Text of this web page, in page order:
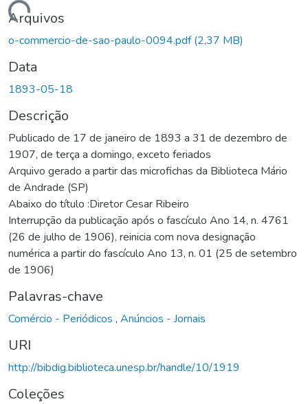
Arquivos
o-commercio-de-sao-paulo-0094.pdf(2,37 MB)
Data
1893-05-18
Descrição
Publicado de 17 de janeiro de 1893 a 31 de dezembro de
1907, de terça a domingo, exceto feriados
Arquivo gerado a partir das microfichas da Biblioteca Mário
de Andrade (SP)
Abaixo do título :Diretor Cesar Ribeiro
Interrupção da publicação após o fascículo Ano 14, n. 4761
(26 de julho de 1906), reinicia com nova designação
numérica a partir do fascículo Ano 13, n. 01 (25 de setembro
de 1906)
Palavras-chave
Comércio - Periódicos , Anúncios - Jornais
URI
http://bibdig.biblioteca.unesp.br/handle/10/1919
Coleções